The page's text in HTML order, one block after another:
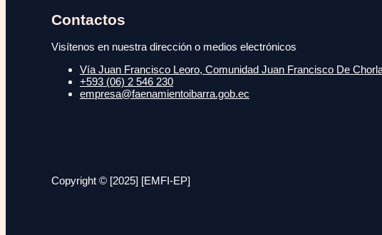
Contactos
Visítenos en nuestra dirección o medios electrónicos
Vía Juan Francisco Leoro, Comunidad Juan Francisco De
+593 (06) 2 546 230
empresa@faenamientoibarra.gob.ec
Copyright © [2025] [EMFI-EP]